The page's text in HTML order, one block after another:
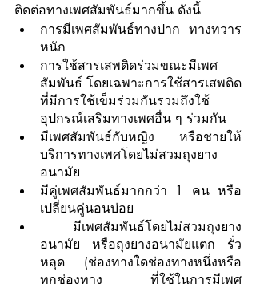
ติดต่อทางเพศสัมพันธ์มากขึ้น ดังนี้
การมีเพศสัมพันธ์ทางปาก ทางทวาร
หนัก
การใช้สารเสพติดร่วมขณะมีเพศ
สัมพันธ์ โดยเฉพาะการใช้สารเสพติด
ที่มีการใช้เข็มร่วมกันรวมถึงใช้
อุปกรณ์เสริมทางเพศอื่น ๆ ร่วมกัน
มีเพศสัมพันธ์กับหญิง หรือชายให้
บริการทางเพศโดยไม่สวมถุงยาง
อนามัย
มีคู่เพศสัมพันธ์มากกว่า 1 คน หรือ
เปลี่ยนคู่นอนบ่อย
อนามัย หรือถุงยางอนามัยแตก รั่ว
หลุด (ช่องทางใดช่องทางหนึ่งหรือ
ทุกช่องทาง ที่ใช้ในการมีเพศ